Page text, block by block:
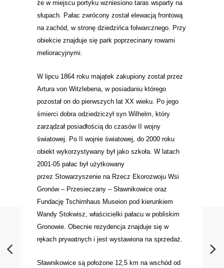
że w miejscu portyku wzniesiono taras wsparty na
słupach. Pałac zwrócony został elewacją frontową
na zachód, w stronę dziedzińca folwarcznego. Przy
obiekcie znajduje się park poprzecinany rowami
melioracyjnymi.
W lipcu 1864 roku majątek zakupiony został przez
Artura von Witzlebena, w posiadaniu którego
pozostał on do pierwszych lat XX wieku. Po jego
śmierci dobra odziedziczył syn Wilhelm, który
zarządzał posiadłością do czasów II wojny
światowej. Po II wojnie światowej, do 2000 roku
obiekt wykorzystywany był jako szkoła. W latach
2001-05 pałac był użytkowany
przez Stowarzyszenie na Rzecz Ekorozwoju Wsi
Gronów – Przesieczany – Sławnikowice oraz
Fundację Tschirnhaus Museion pod kierunkiem
Wandy Stokwisz, właścicielki pałacu w pobliskim
Gronowie. Obecnie rezydencja znajduje się w
rękach prywatnych i jest wystawiona na sprzedaż.
Sławnikowice są położone 12,5 km na wschód od